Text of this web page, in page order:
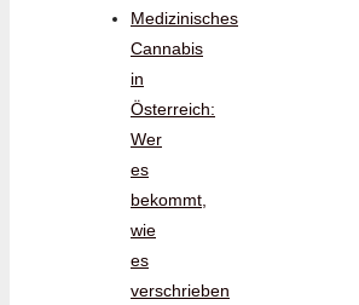
Medizinisches
Cannabis
in
Österreich:
Wer
es
bekommt,
wie
es
verschrieben